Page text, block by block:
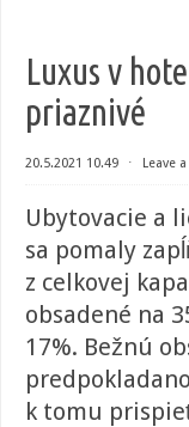
Luxus v
priaznivé
20.5.2021 10.49 ⋅ Leave
Ubytovacie a
sa pomaly
z celkovej
obsadené na
17%. Bežnú
k tomu